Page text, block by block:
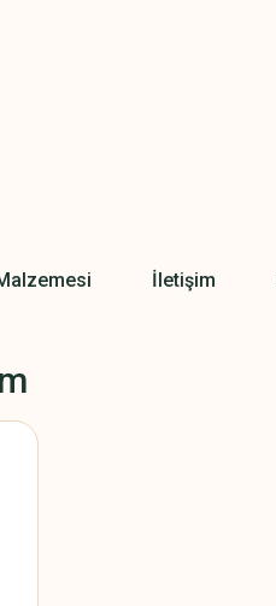
İletişim